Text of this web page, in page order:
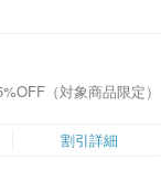
（対象商品限定）
割引詳細